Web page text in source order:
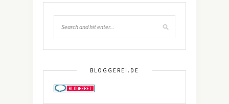
BLOGGEREI.DE